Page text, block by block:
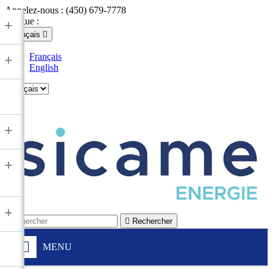
Appelez-nous : (450) 679-7778
Langue :
Français 
Français
English
 Rechercher
MENU
+
+
+
+
+